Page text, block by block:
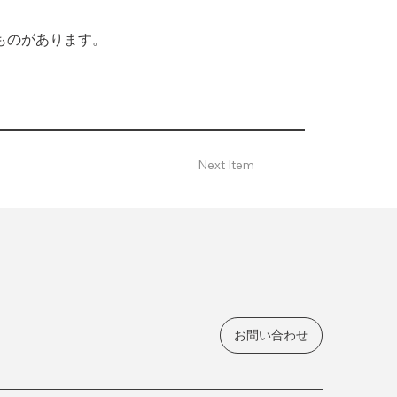
があります。
Next Item
お問い合わせ